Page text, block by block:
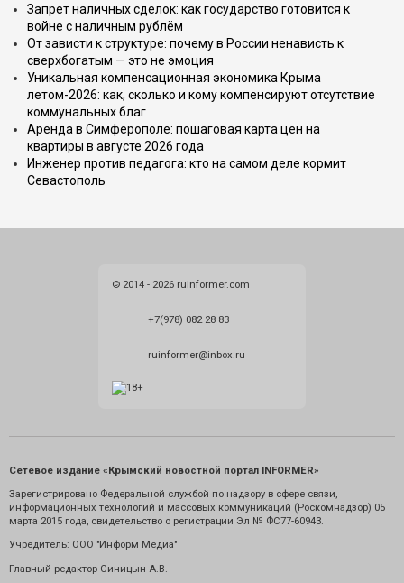
Запрет наличных сделок: как государство готовится к
войне с наличным рублём
От зависти к структуре: почему в России ненависть к
сверхбогатым — это не эмоция
Уникальная компенсационная экономика Крыма
летом-2026: как, сколько и кому компенсируют отсутствие
коммунальных благ
Аренда в Симферополе: пошаговая карта цен на
квартиры в августе 2026 года
Инженер против педагога: кто на самом деле кормит
Севастополь
© 2014 - 2026 ruinformer.com
+7(978) 082 28 83
ruinformer@inbox.ru
Сетевое издание «Крымский новостной портал INFORMER»
Зарегистрировано Федеральной службой по надзору в сфере связи,
информационных технологий и массовых коммуникаций (Роскомнадзор) 05
марта 2015 года, свидетельство о регистрации Эл № ФС77-60943.
Учредитель: ООО "Информ Медиа"
Главный редактор Синицын А.В.